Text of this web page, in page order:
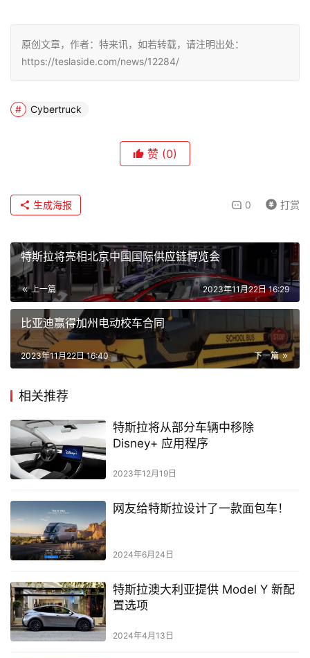
原创文章，作者：特来讯，如若转载，请注明出处：
https://teslaside.com/news/12284/
Cybertruck
赞 (0)
0 打赏
生成海报
特斯拉将亮相北京中国国际供应链博览会
上一篇 2023年11月22日 16:29
比亚迪赢得加州电动校车合同
下一篇
2023年11月22日 16:40
相关推荐
特斯拉将从部分车辆中移除
Disney+ 应用程序
2023年12月19日
网友给特斯拉设计了一款面包车！
2024年6月24日
特斯拉澳大利亚提供 Model Y 新配
置选项
2024年4月13日